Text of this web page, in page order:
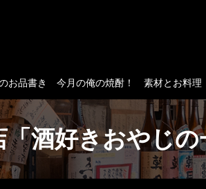
お品書き 今月の俺の焼酎！ 素材とお料理
「酒好きおやじ